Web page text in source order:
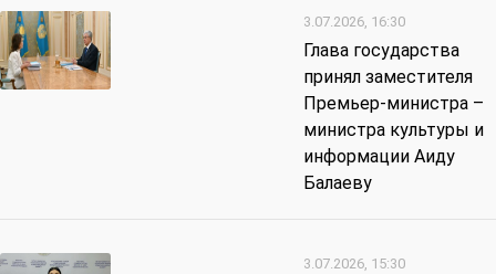
3.07.2026, 16:30
Глава государства
принял заместителя
Премьер-министра –
министра культуры и
информации Аиду
Балаеву
3.07.2026, 15:30